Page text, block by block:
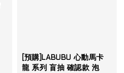
[預購]LABUBU 心動馬卡
龍 系列 盲抽 確認款 泡